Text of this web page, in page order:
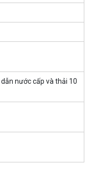
nước cấp và thải 10